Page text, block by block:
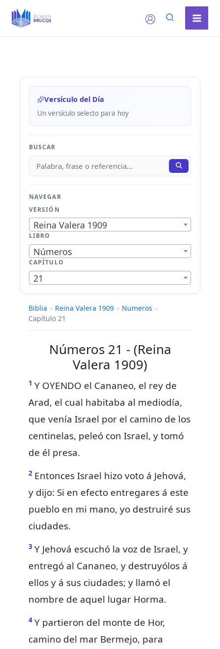
Versículo del Día
Un versículo selecto para hoy
BUSCAR
NAVEGAR
VERSIÓN
Reina Valera 1909
LIBRO
Números
CAPÍTULO
21
Biblia » Reina Valera 1909 » Numeros »
Capítulo 21
Números 21 - (Reina
Valera 1909)
1 Y OYENDO el Cananeo, el rey de
Arad, el cual habitaba al mediodía,
que venía Israel por el camino de los
centinelas, peleó con Israel, y tomó
de él presa.
2 Entonces Israel hizo voto á Jehová,
y dijo: Si en efecto entregares á este
pueblo en mi mano, yo destruiré sus
ciudades.
3 Y Jehová escuchó la voz de Israel, y
entregó al Cananeo, y destruyólos á
ellos y á sus ciudades; y llamó el
nombre de aquel lugar Horma.
4 Y partieron del monte de Hor,
camino del mar Bermejo, para